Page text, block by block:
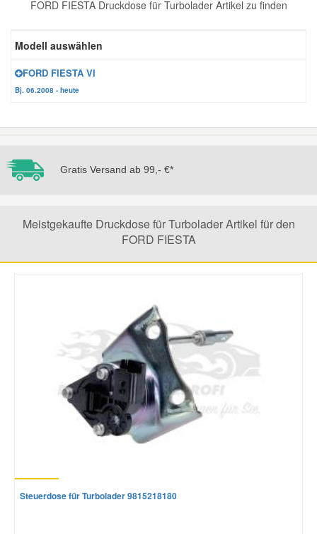
FORD FIESTA Druckdose für Turbolader Artikel zu finden
Modell auswählen
FORD FIESTA VI
Bj. 06.2008 - heute
Gratis Versand ab 99,- €*
Meistgekaufte Druckdose für Turbolader Artikel für den
FORD FIESTA
Steuerdose für Turbolader 9815218180
Zündanlage und Glühanlage
Jeep Ersatzteile
Kia Ersatzteile
Mazda Ersatzteile
Mercedes Ersatzteile
Mini Ersatzteile